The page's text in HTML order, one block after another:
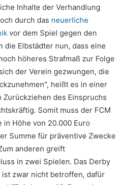
Inhalte der Verhandlung
durch das neuerliche
vor dem Spiel gegen den
die Elbstädter nun, dass eine
höheres Strafmaß zur Folge
der Verein gezwungen, die
heißt es in einer
des Einspruchs
Somit muss der FCM
Höhe von 20.000 Euro
Summe für präventive Zwecke
anderen greift
in zwei Spielen. Das Derby
zwar nicht betroffen, dafür